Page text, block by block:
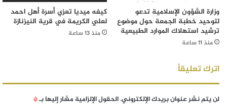
وزارة الشؤون الإسلامية تدعو
لتوحيد خطبة الجمعة حول موضوع
ترشيد استهلاك الموارد الطبيعية
منذ 11 ساعة
كيفه ميديا تعزي أسرة أهل احمد
لعلي الكريمة في قرية النيزنازة
منذ 13 ساعة
اترك تعليقاً
لن يتم نشر عنوان بريدك الإلكتروني.الحقول الإلزامية مشار إليها بـ*